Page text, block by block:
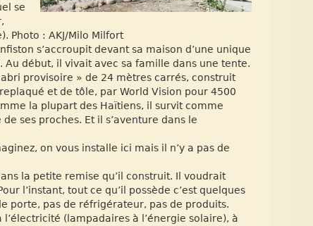
se
Photo : AKJ/Milo Milfort
s’accroupit devant sa maison d’une unique
Au début, il vivait avec sa famille dans une tente.
provisoire » de 24 mètres carrés, construit
et de tôle, par World Vision pour 4500
la plupart des Haïtiens, il survit comme
ses proches. Et il s’aventure dans le
on vous installe ici mais il n’y a pas de
la petite remise qu’il construit. Il voudrait
l’instant, tout ce qu’il possède c’est quelques
porte, pas de réfrigérateur, pas de produits.
(lampadaires à l’énergie solaire), à